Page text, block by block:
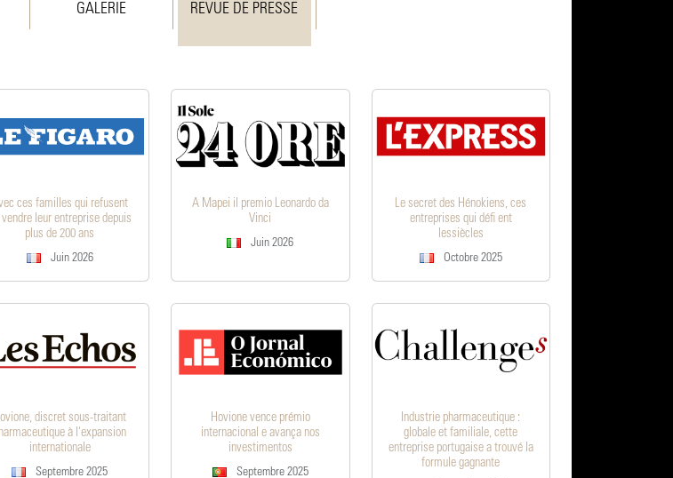
GALERIE REVUE DE PRESSE
ces familles qui refusent
vendre leur entreprise depuis
plus de 200 ans
Juin 2026
A Mapei il premio Leonardo da
Vinci
Juin 2026
Le secret des Hénokiens, ces
entreprises qui défi ent
lessiècles
Octobre 2025
discret sous-traitant
à l'expansion
internationale
Septembre 2025
Hovione vence prémio
internacional e avança nos
investimentos
Septembre 2025
Industrie pharmaceutique :
globale et familiale, cette
entreprise portugaise a trouvé la
formule gagnante